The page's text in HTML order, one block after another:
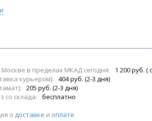
в пределах МКАД сегодня:
1 200 руб. (
курьером):
404 руб. (2-3 дня)
205 руб. (2-3 дня)
со склада:
бесплатно
о доставке и оплате